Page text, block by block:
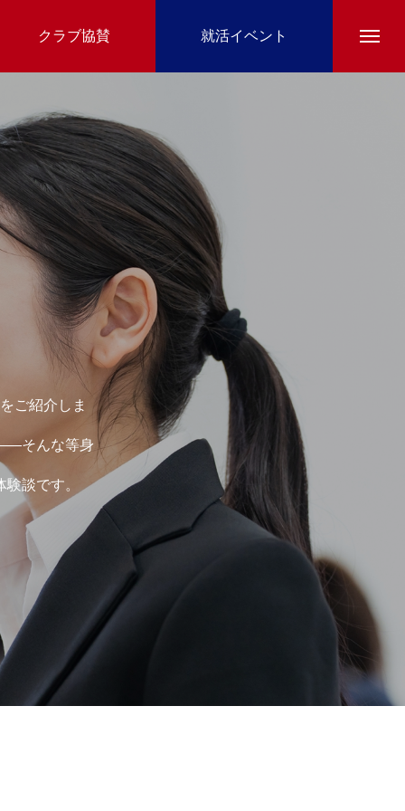
クラブ協賛 就活イベント
ご紹介しま
そんな等身
談です。